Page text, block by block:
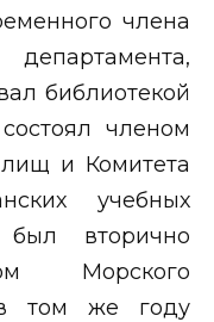
члена
библиотекой
членом
и Комитета
учебных
вторично
Морского
в том же году